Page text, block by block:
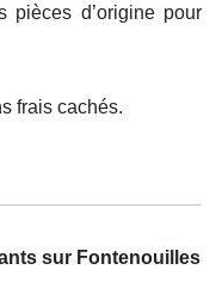
pièces d’origine pour
frais cachés.
sur Fontenouilles